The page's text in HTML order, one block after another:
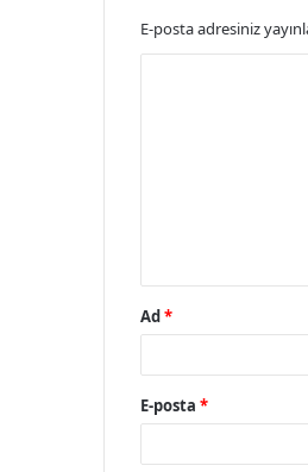
E-posta adresiniz
Ad *
E-posta *